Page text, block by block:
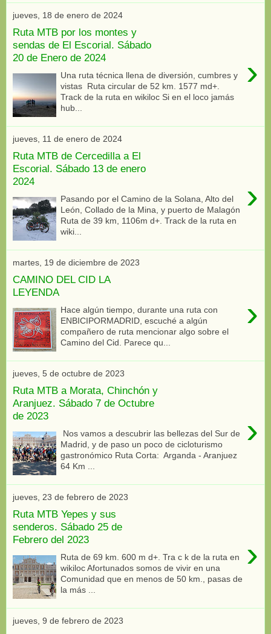
jueves, 18 de enero de 2024
Ruta MTB por los montes y
sendas de El Escorial. Sábado
20 de Enero de 2024
›
Una ruta técnica llena de diversión, cumbres y
vistas Ruta circular de 52 km. 1577 md+.
Track de la ruta en wikiloc Si en el loco jamás
hub...
jueves, 11 de enero de 2024
Ruta MTB de Cercedilla a El
Escorial. Sábado 13 de enero
2024
›
Pasando por el Camino de la Solana, Alto del
León, Collado de la Mina, y puerto de Malagón
Ruta de 39 km, 1106m d+. Track de la ruta en
wiki...
martes, 19 de diciembre de 2023
CAMINO DEL CID LA
LEYENDA
›
Hace algún tiempo, durante una ruta con
ENBICIPORMADRID, escuché a algún
compañero de ruta mencionar algo sobre el
Camino del Cid. Parece qu...
jueves, 5 de octubre de 2023
Ruta MTB a Morata, Chinchón y
Aranjuez. Sábado 7 de Octubre
de 2023
›
Nos vamos a descubrir las bellezas del Sur de
Madrid, y de paso un poco de cicloturismo
gastronómico Ruta Corta: Arganda - Aranjuez
64 Km ...
jueves, 23 de febrero de 2023
Ruta MTB Yepes y sus
senderos. Sábado 25 de
Febrero del 2023
›
Ruta de 69 km. 600 m d+. Tra c k de la ruta en
wikiloc Afortunados somos de vivir en una
Comunidad que en menos de 50 km., pasas de
la más ...
jueves, 9 de febrero de 2023